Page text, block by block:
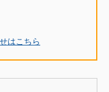
はこちら